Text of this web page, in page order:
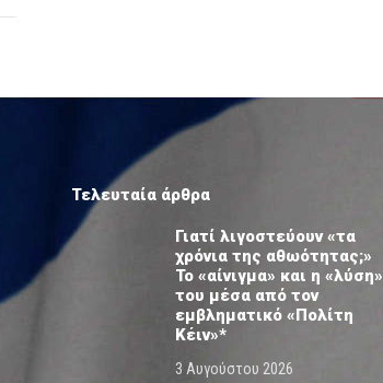
Τελευταία άρθρα
Γιατί λιγοστεύουν «τα
χρόνια της αθωότητας;»
Το «αίνιγμα» και η «λύση»
του μέσα από τον
εμβληματικό «Πολίτη
Κέιν»*
3 Αυγούστου 2026